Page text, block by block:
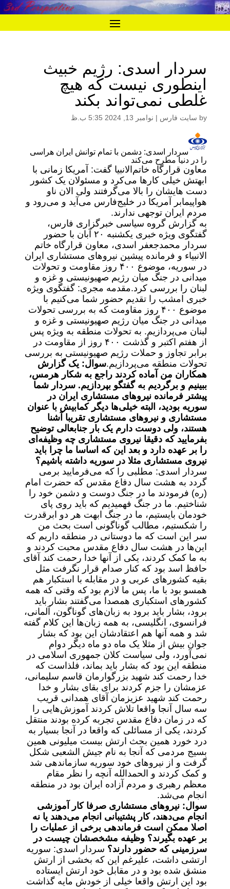
سردار اسدی: رژیم خبیث
اینطوری نیست که هیچ
غلطی نمی‌تواند بکند
by سایت فارس | نوامبر 13, 2024 5:35 ب.ظ
سردار اسدی: دشمن با تمام توانش ایران هراسی
را در دنیا مطرح می‌کند
معاون قرارگاه خاتم‌الانبیا گفت: آمریکا زمانی با
ابهتش خیلی کار‌ها می‌کرد و مسئولان یک کشور
دست هایشان را بالا می‌گرفتند ولی الان ناو
هواپیمابر آمریکا در خلیج‌فارس می‌آید و می‌رود و
مردم ایران توجهی ندارند.
به گزارش گروه سیاسی خبرگزاری فارس،
گفتگوی ویژه خبری یکشنبه ۲۰ آبان با حضور
سردار محمدجعفر اسدی، معاون قرارگاه خاتم
الانبیاء و فرمانده پیشین نیرو‌های مستشاری ایران
در سوریه، موضوع ۴۰۰ روز مقاومت و تحولات
میدانی در جنگ میان رژیم صهیونیستی و غزه و
لبنان را بررسی کرد.مقدمه مجری: گفتگوی ویژه
خبری امشب را تقدیم حضور شما می‌کنیم با
موضوع ۴۰۰ روز مقاومت که به بررسی تحولات
میدانی در جنگ میان رژیم صهیونیستی و غزه و
لبنان می‌پردازیم. به تحولات منطقه به ویژه پس
از هفتم اکتبر و گذشت ۴۰۰ روز از مقاومت در
برابر تجاوز و حملات رژیم صهیونیستی به بررسی
تحولات منطقه می‌پردازیم.سوال: یک گزارش
همکاران من آماده کردند راجع به شکار هرمس،
ببینیم و برگردیم به گفتگو بپردازیم. سردار شما
پیشتر فرمانده نیرو‌های مستشاری ایران در
سوریه بودید، البته خیلی‌ها دیگر کمابیش با عنوان
مستشاری و نیرو‌های مستشاری تقریبا آشنا
هستند، ولی دوست دارم یک بار جنابعالی توضیح
بفرمایید که دقیقا نیروی مستشاری چه وظیفه‌ای
را بر عهده دارد و بعد این که اساسا ما چرا باید
نیروی مستشاری مثلا در سوریه داشته باشیم؟
سردار اسدی: مطلبی را که می‌فرمایید برمی
گردد به هشت سال دفاع مقدس که حضرت امام
(ره) فرمودند ما در جنگ دوست و دشمن خود را
شناختیم. ما در جنگ فهمیدیم که باید روی پای
خودمان بایستیم، ما در جنگ ابهت هر دو ابرقدرت
را شکستیم، مطالب گوناگونی است بحث من
سر این است که ما دوستانی در منطقه داریم که
این‌ها در هشت سال دفاع مقدس محبت کردند و
به ما کمک کردند، یکی از آنها خدا رحمت کند آقای
حافظ اسد بود که کنار صدام قرار نگرفت مثل
بقیه کشور‌های عربی و در مقابله با استکبار هم
همسو بود با ما، پس ما لازم بود که وقتی که همه
کشور‌های استکباری همصدا می‌گفتند بشار باید
برود، بشار باید برود به زبان‌های گوناگون، آلمانی،
فرانسوی، انگلیسی، به همه زبان‌ها این کلام گفته
شد و همه آنها هم اعتقادشان این بود که بشار
جوان بیش از مثلا یک ماه دو ماه دیگر دوام
نمی‌آورد، ولی سیاست کلان جمهوری اسلامی در
منطقه این بود که بشار باید بماند، فلذاست که
خدا رحمت کند شهید بزرگوارمان قاسم سلیمانی،
عزمشان را جزم کردند برای بقای بشار و خدا
رحمت کند شهید عزیزمان آقای همدانی قریب
سه سال آنجا واقعا تلاش کردند آموزش‌هایی را
که در زمان دفاع مقدس تجربه کرده بودند منتقل
کردند، یکی از مسائلی که واقعا در آنجا بسیار به
درد خورد همین بحث ارتش بیست میلیونی همین
بسیج مردمی که آنجا به نام جیش الشعبی شکل
گرفت و از نیرو‌های خود سوریه سازماندهی شد
و کمک کردند و الحمدالله آنچه را نظر مقام
معظم رهبری و مردم آزاده ایران بود در منطقه
انجام می‌شد.
سوال: نیرو‌های مستشاری صرفا کار آموزشی
انجام می‌دهند، کار پشتیبانی انجام می‌دهند یا نه
اصلا ممکن است فرماندهی برخی از عملیات‌ را
بر عهده بگیرند؟ وظیفه مشخصشان چیست در
سرزمینی که حضور دارند؟ سردار اسدی: سوریه
ارتشی داشت، علیرغم این که بخشی از ارتش
منشق شده بود و در مقابل خود ارتش ایستاده
بود این ارتش واقعا خیلی از خودش مایه گذاشت